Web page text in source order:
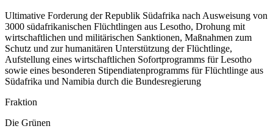
Ultimative Forderung der Republik Südafrika nach Ausweisung von
3000 südafrikanischen Flüchtlingen aus Lesotho, Drohung mit
wirtschaftlichen und militärischen Sanktionen, Maßnahmen zum
Schutz und zur humanitären Unterstützung der Flüchtlinge,
Aufstellung eines wirtschaftlichen Sofortprogramms für Lesotho
sowie eines besonderen Stipendiatenprogramms für Flüchtlinge aus
Südafrika und Namibia durch die Bundesregierung
Fraktion
Die Grünen